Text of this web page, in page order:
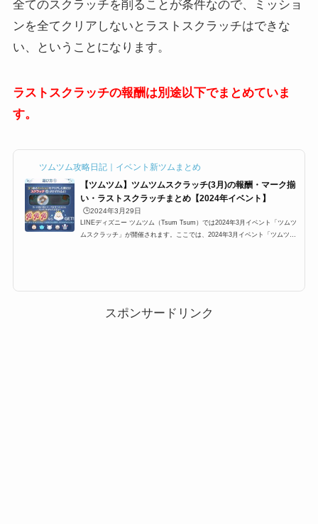
全てのスクラッチを削ることが条件なので、ミッショ
ンを全てクリアしないとラストスクラッチはできな
い、ということになります。
ラストスクラッチの報酬は別途以下でまとめていま
す。
ツムツム攻略日記｜イベント新ツムまとめ
【ツムツム】ツムツムスクラッチ(3月)の報酬・マーク揃
い・ラストスクラッチまとめ【2024年イベント】
🕒️2024年3月29日
LINEディズニー ツムツム（Tsum Tsum）では2024年3月イベント「ツムツ
ムスクラッチ」が開催されます。ここでは、2024年3月イベント「ツムツム
削って「槍マーク」が揃うと...
スポンサードリンク